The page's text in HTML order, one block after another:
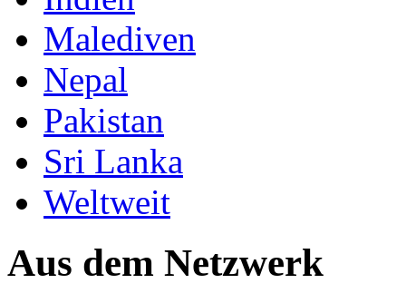
Malediven
Nepal
Pakistan
Sri Lanka
Weltweit
Aus dem Netzwerk